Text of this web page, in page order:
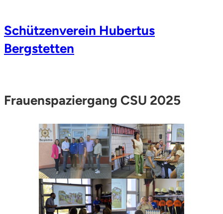
Zum
Inhalt
springen
Schützenverein Hubertus
Bergstetten
Frauenspaziergang CSU 2025